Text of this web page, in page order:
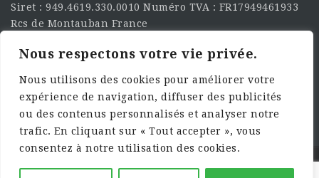
Nous respectons votre vie privée.
Nous utilisons des cookies pour améliorer votre
expérience de navigation, diffuser des publicités
ou des contenus personnalisés et analyser notre
trafic. En cliquant sur « Tout accepter », vous
consentez à notre utilisation des cookies.
Siret : 949.4619.330.0010 Numéro TVA : FR17949461933
Rcs de Montauban France
SUIVEZ-NOUS SUR LES
RÉSEAU :
©2025 HandsFarmers. Designed with Web Studio